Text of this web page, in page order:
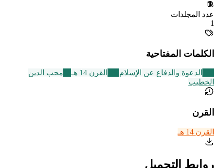
عدد المجلدات
1
الكلمات المفتاحية
الدعوة والدفاع عن الإسلام القرن 14 هـ
محب الدين
الخطيب
القرن
القرن 14 هـ
روابط التحميل